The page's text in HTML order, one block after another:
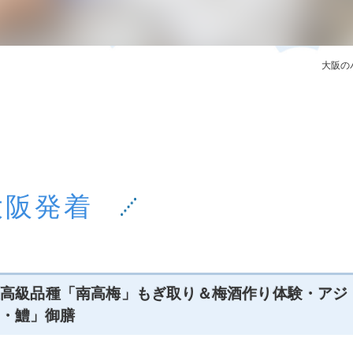
和歌山エ
大阪
発着
級品種「南高梅」もぎ取り＆梅酒作り体験・アジ
鱧」御膳